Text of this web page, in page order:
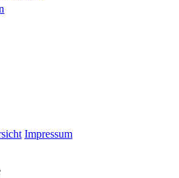
Impressum